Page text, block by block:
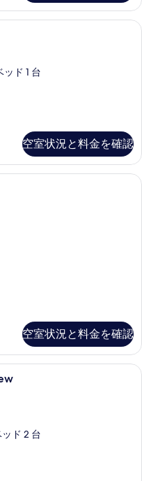
フティボックス (室内)、デスク
ド 1 台
空室状況と料金を確認
ラミック ルーム | セーフティボ
空室状況と料金を確認
フティボックス (室内)、デスク
ド 2 台